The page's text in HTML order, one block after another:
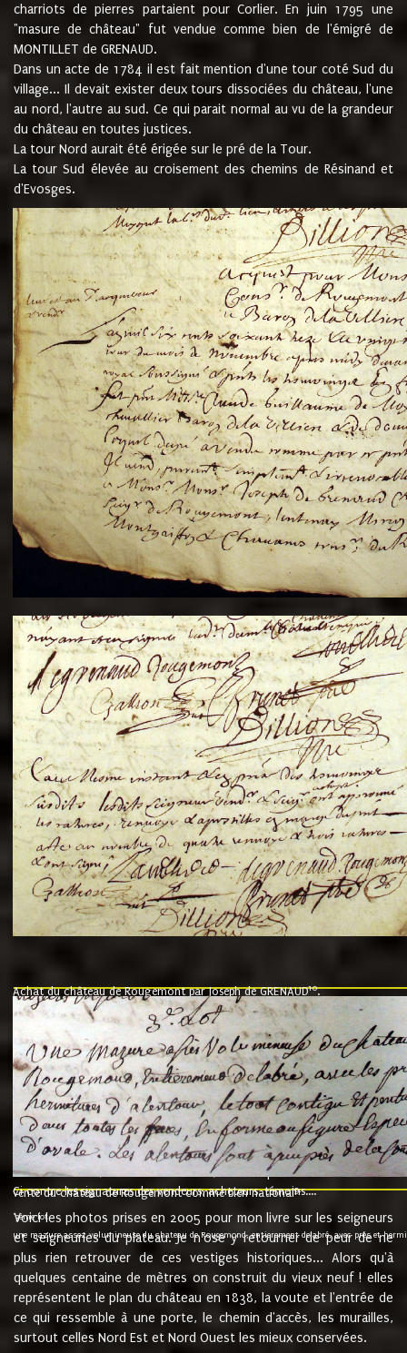
charriots de pierres partaient pour Corlier. En juin 1795 une
"masure de château" fut vendue comme bien de l'émigré de
MONTILLET de GRENAUD.
Dans un acte de 1784 il est fait mention d'une tour coté Sud du
village... Il devait exister deux tours dissociées du château, l'une
au nord, l'autre au sud. Ce qui parait normal au vu de la grandeur
du château en toutes justices.
La tour Nord aurait été érigée sur le pré de la Tour.
La tour Sud élevée au croisement des chemins de Résinand et
d'Evosges.
Achat du château de Rougemont par Joseph de GRENAUD10.
"l'an mil six cent soixante treze le ving neuvième jour du mois de
nommé fut présent Messire Claude Guillaume de Moyriat chevalier baron
vend, purement simplement et irrevocablement a monseigneur monsieur
et chavannes conseiller du roy au parlement de Bourgogne, present et
que le dit seigneur Baron de la Vellière a sur ses hommes, indivisables et
de la Velliere tout ainsi et comme le dit seigneur Baron et ses
présent......"
suivent les rentes, donation des terriers, etc... au prix de 880 livre louis
Ci contre les signatures des vendeurs, acheteurs, témoins....
vente du château de Rougemont comme bien national9.
"3ème lot
une mazure assez volumineuse du chateau de Rougemond, entierement delabré, avec près et
Voici les photos prises en 2005 pour mon livre sur les seigneurs
et seigneuries du plateau. Je n'ose y retourner de peur de ne
plus rien retrouver de ces vestiges historiques... Alors qu'à
quelques centaine de mètres on construit du vieux neuf ! elles
représentent le plan du château en 1838, la voute et l'entrée de
ce qui ressemble à une porte, le chemin d'accès, les murailles,
surtout celles Nord Est et Nord Ouest les mieux conservées.